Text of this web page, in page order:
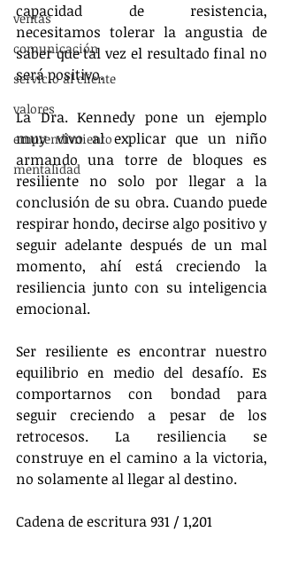
ventas
comunicación
servicio al cliente
valores
emprendimiento
mentalidad
capacidad de resistencia,
necesitamos tolerar la angustia de
saber que tal vez el resultado final no
será positivo.
La Dra. Kennedy pone un ejemplo
muy vivo al explicar que un niño
armando una torre de bloques es
resiliente no solo por llegar a la
conclusión de su obra. Cuando puede
respirar hondo, decirse algo positivo y
seguir adelante después de un mal
momento, ahí está creciendo la
resiliencia junto con su inteligencia
emocional.
Ser resiliente es encontrar nuestro
equilibrio en medio del desafío. Es
comportarnos con bondad para
seguir creciendo a pesar de los
retrocesos. La resiliencia se
construye en el camino a la victoria,
no solamente al llegar al destino.
Cadena de escritura 931 / 1,201